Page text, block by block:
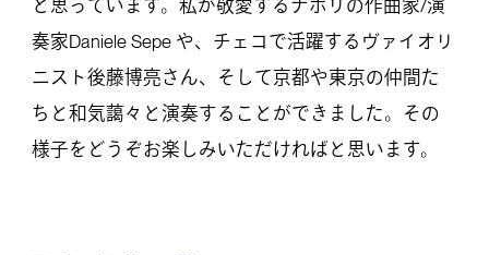
と思っています。私が敬愛するナポリの作曲家/演
奏家Daniele Sepe や、チェコで活躍するヴァイオリ
ニスト後藤博亮さん、そして京都や東京の仲間た
ちと和気藹々と演奏することができました。その
様子をどうぞお楽しみいただければと思います。